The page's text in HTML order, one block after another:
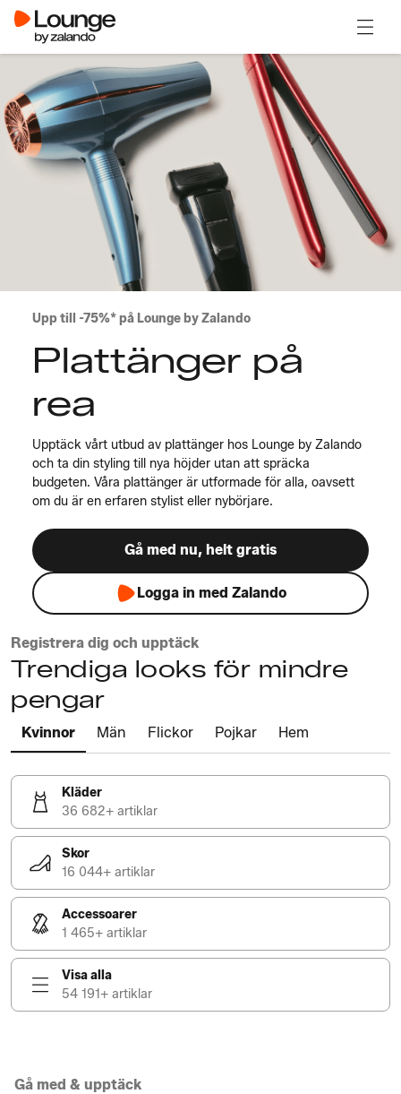
Upp till -75%* på Lounge by Zalando
Plattänger på
rea
Upptäck vårt utbud av plattänger hos Lounge by Zalando
och ta din styling till nya höjder utan att spräcka
budgeten. Våra plattänger är utformade för alla, oavsett
om du är en erfaren stylist eller nybörjare.
Gå med nu, helt gratis
Logga in med Zalando
Registrera dig och upptäck
Trendiga looks för mindre
pengar
Kvinnor Män Flickor Pojkar Hem
Kläder
36 682+ artiklar
Skor
16 044+ artiklar
Accessoarer
1 465+ artiklar
Visa alla
54 191+ artiklar
Gå med & upptäck